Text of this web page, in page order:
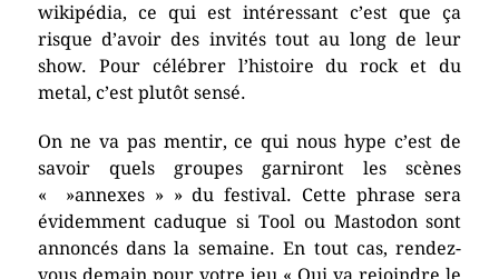
wikipédia, ce qui est intéressant c’est que ça
risque d’avoir des invités tout au long de leur
show. Pour célébrer l’histoire du rock et du
metal, c’est plutôt sensé.
On ne va pas mentir, ce qui nous hype c’est de
savoir quels groupes garniront les scènes
« »annexes » » du festival. Cette phrase sera
évidemment caduque si Tool ou Mastodon sont
annoncés dans la semaine. En tout cas, rendez-